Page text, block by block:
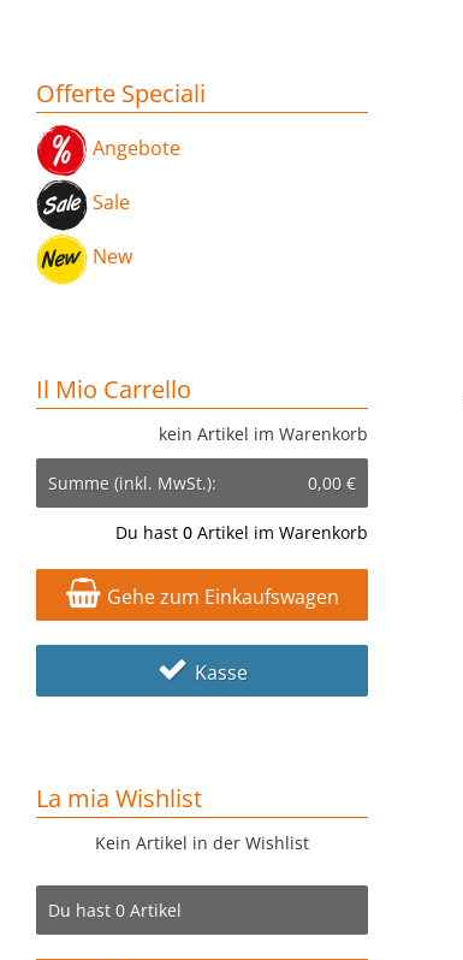
Offerte Speciali
Angebote
Sale
New
Il Mio Carrello
kein Artikel im Warenkorb
Du hast 0 Artikel im Warenkorb
Summe (inkl. MwSt.): 0,00 €
Gehe zum Einkaufswagen
Kasse
La mia Wishlist
Kein Artikel in der Wishlist
Du hast 0 Artikel